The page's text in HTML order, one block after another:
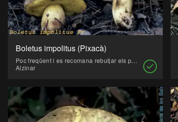
Boletus impolitus (Pixacà)
Poc freqüent i es recomana rebutjar els peus a l'hora de menjar-ho per la seva olor.
Alzinar